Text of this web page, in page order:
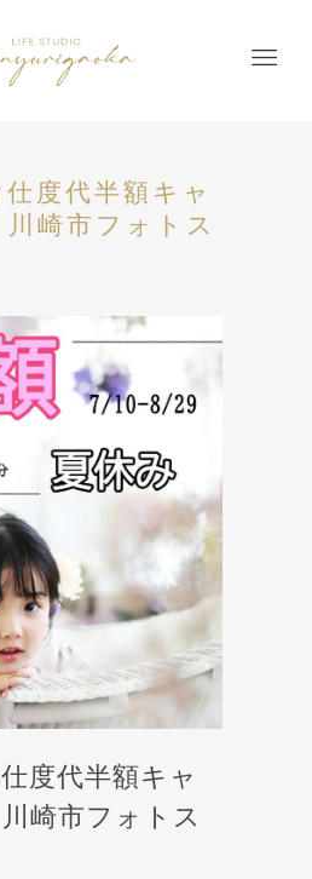
仕度代半額キャ
崎市フォトス
度代半額キャ
崎市フォトス